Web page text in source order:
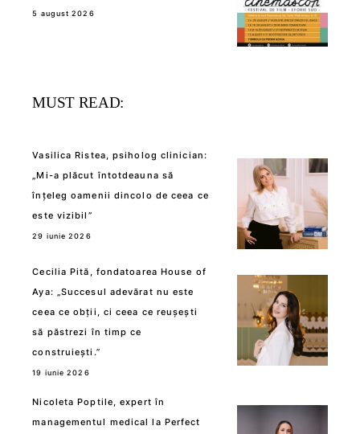
5 august 2026
MUST READ:
Vasilica Ristea, psiholog clinician:
„Mi-a plăcut întotdeauna să
înțeleg oamenii dincolo de ceea ce
este vizibil”
29 iunie 2026
Cecilia Pită, fondatoarea House of
Aya: „Succesul adevărat nu este
ceea ce obții, ci ceea ce reușești
să păstrezi în timp ce
construiești.”
19 iunie 2026
Nicoleta Poptile, expert în
managementul medical la Perfect